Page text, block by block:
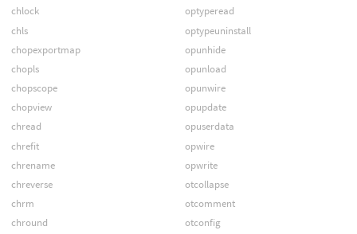
chlock
chls
chopexportmap
chopls
chopscope
chopview
chread
chrefit
chrename
chreverse
chrm
chround
optyperead
optypeuninstall
opunhide
opunload
opunwire
opupdate
opuserdata
opwire
opwrite
otcollapse
otcomment
otconfig